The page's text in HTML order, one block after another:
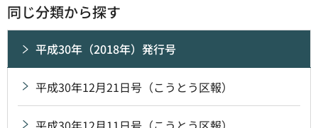
同じ分類から探す
平成30年（2018年）発行号
平成30年12月21日号（こうとう区報）